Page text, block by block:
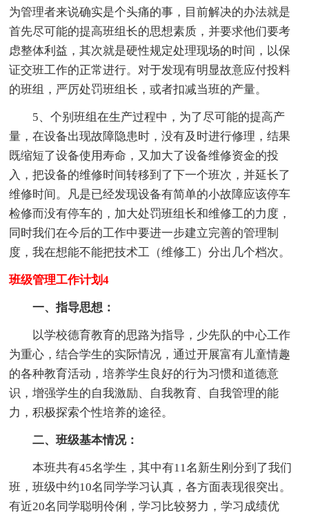
为管理者来说确实是个头痛的事，目前解决的办法就是
首先尽可能的提高班组长的思想素质，并要求他们要考
虑整体利益，其次就是硬性规定处理现场的时间，以保
证交班工作的正常进行。对于发现有明显故意应付投料
的班组，严厉处罚班组长，或者扣减当班的产量。
5、个别班组在生产过程中，为了尽可能的提高产
量，在设备出现故障隐患时，没有及时进行修理，结果
既缩短了设备使用寿命，又加大了设备维修资金的投
入，把设备的维修时间转移到了下一个班次，并延长了
维修时间。凡是已经发现设备有简单的小故障应该停车
检修而没有停车的，加大处罚班组长和维修工的力度，
同时我们在今后的工作中要进一步建立完善的管理制
度，我在想能不能把技术工（维修工）分出几个档次。
班级管理工作计划4
一、指导思想：
以学校德育教育的思路为指导，少先队的中心工作
为重心，结合学生的实际情况，通过开展富有儿童情趣
的各种教育活动，培养学生良好的行为习惯和道德意
识，增强学生的自我激励、自我教育、自我管理的能
力，积极探索个性培养的途径。
二、班级基本情况：
本班共有45名学生，其中有11名新生刚分到了我们
班，班级中约10名同学学习认真，各方面表现很突出。
有近20名同学聪明伶俐，学习比较努力，学习成绩优